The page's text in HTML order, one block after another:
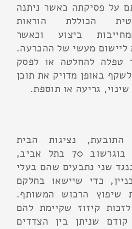
על פסיקתה כאשר ניתנה
הכוללת הוראות
ביצוע וכאשר
מעשי של ההכרעה.
טפלה להחלטה או לפסק
באופן מדויק את תוכן
גריעה או תוספת.
נציגות הבית
המשותף ברחוב בוגרשוב 70 בתל אביב,
שני נתבעים שהם בעלי
כדי שיישאו בחלקם
שיפוץ הרכוש המשותף.
קיזוז שקיימת להם
שניתן בין הצדדים